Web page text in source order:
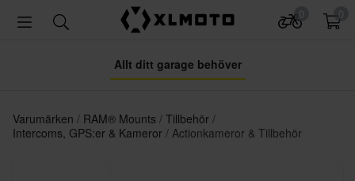
Allt ditt garage behöver
Varumärken RAM® Mounts
Tillbehör
Intercoms, GPS:er & Kameror Actionkameror & Tillbehör